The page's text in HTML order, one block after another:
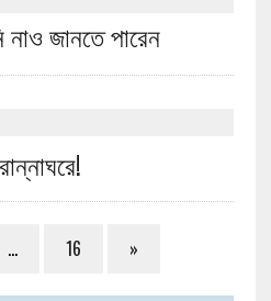
জানতে পারেন
… 16 »